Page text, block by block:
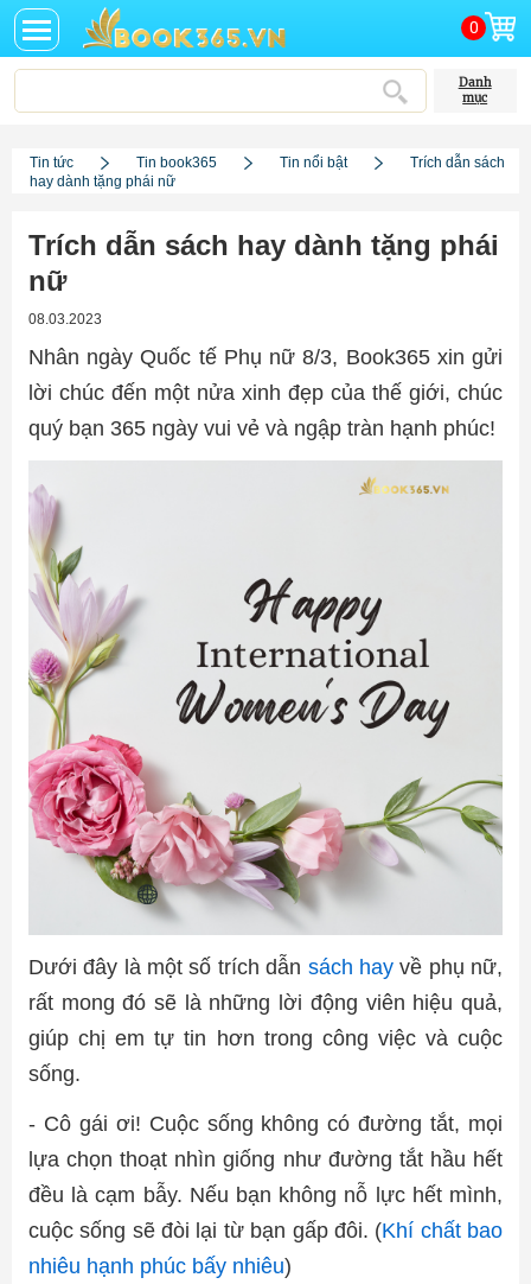
0
Danh
mục
Tin tức Tin book365 Tin nổi bật
Trích dẫn sách
hay dành tặng phái nữ
Trích dẫn sách hay dành tặng phái
nữ
08.03.2023
Nhân ngày Quốc tế Phụ nữ 8/3, Book365 xin gửi
lời chúc đến một nửa xinh đẹp của thế giới, chúc
quý bạn 365 ngày vui vẻ và ngập tràn hạnh phúc!
Dưới đây là một số trích dẫn sách hayvề phụ nữ,
rất mong đó sẽ là những lời động viên hiệu quả,
giúp chị em tự tin hơn trong công việc và cuộc
sống.
- Cô gái ơi! Cuộc sống không có đường tắt, mọi
lựa chọn thoạt nhìn giống như đường tắt hầu hết
đều là cạm bẫy. Nếu bạn không nỗ lực hết mình,
cuộc sống sẽ đòi lại từ bạn gấp đôi. (Khí chất bao
nhiêu hạnh phúc bấy nhiêu)